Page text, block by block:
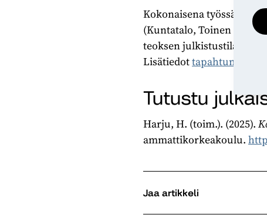
Kokonaisena työssä-
(Kuntatalo, Toinen linja
teoksen
Lisätiedottapahtumasta
Tutustu
Harju, H. (toim.). (2025).
ammattikorkeakoulu.
Jaa artikkeli